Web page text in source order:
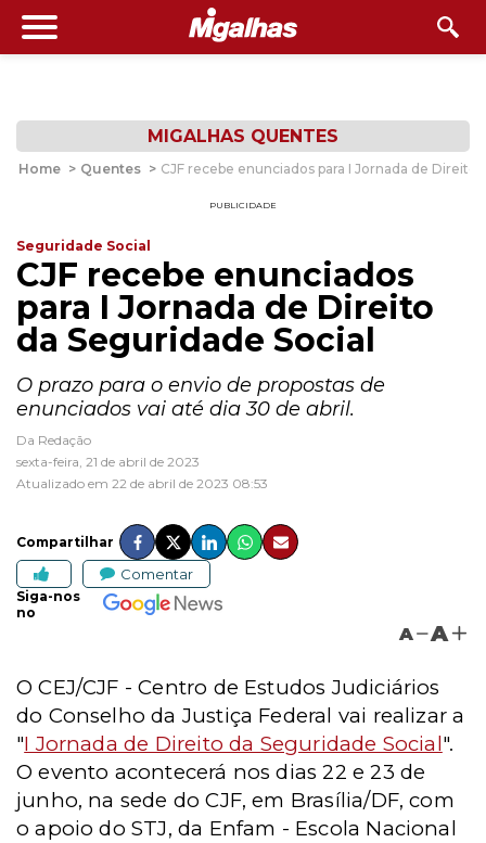
MIGALHAS QUENTES
Home > Quentes > CJF recebe enunciados para I Jornada de Direito
PUBLICIDADE
Seguridade Social
CJF recebe enunciados
para I Jornada de Direito
da Seguridade Social
O prazo para o envio de propostas de
enunciados vai até dia 30 de abril.
Da Redação
sexta-feira, 21 de abril de 2023
Atualizado em 22 de abril de 2023 08:53
Compartilhar
Comentar
Siga-nos
no
A A
O CEJ/CJF - Centro de Estudos Judiciários
do Conselho da Justiça Federal vai realizar a
"I Jornada de Direito da Seguridade Social".
O evento acontecerá nos dias 22 e 23 de
junho, na sede do CJF, em Brasília/DF, com
o apoio do STJ, da Enfam - Escola Nacional